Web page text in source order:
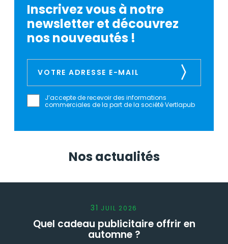
Inscrivez vous à notre
newsletter et découvrez
nos nouveautés !
J’accepte de recevoir des informations
commerciales de la part de la société Vertlapub
Nos actualités
31 JUIL 2026
Quel cadeau publicitaire offrir en
automne ?